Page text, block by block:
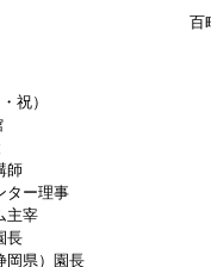
百
祝）
師
ター理事
主宰
長
岡県）園長